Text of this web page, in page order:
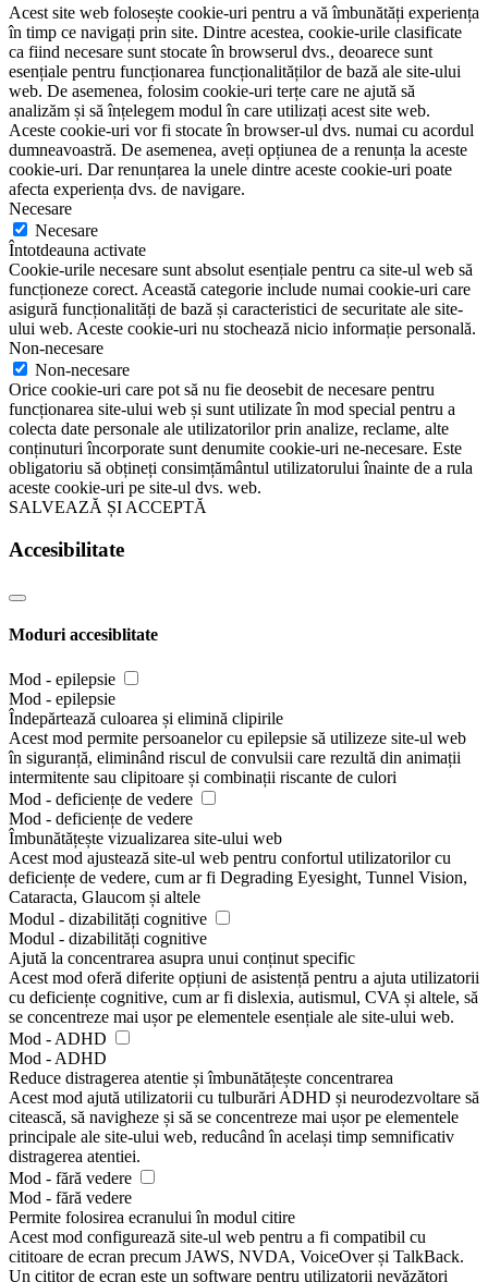
Acest site web folosește cookie-uri pentru a vă îmbunătăți experiența
în timp ce navigați prin site. Dintre acestea, cookie-urile clasificate
ca fiind necesare sunt stocate în browserul dvs., deoarece sunt
esențiale pentru funcționarea funcționalităților de bază ale site-ului
web. De asemenea, folosim cookie-uri terțe care ne ajută să
analizăm și să înțelegem modul în care utilizați acest site web.
Aceste cookie-uri vor fi stocate în browser-ul dvs. numai cu acordul
dumneavoastră. De asemenea, aveți opțiunea de a renunța la aceste
cookie-uri. Dar renunțarea la unele dintre aceste cookie-uri poate
afecta experiența dvs. de navigare.
Necesare
Necesare
Întotdeauna activate
Cookie-urile necesare sunt absolut esențiale pentru ca site-ul web să
funcționeze corect. Această categorie include numai cookie-uri care
asigură funcționalități de bază și caracteristici de securitate ale site-
ului web. Aceste cookie-uri nu stochează nicio informație personală.
Non-necesare
Non-necesare
Orice cookie-uri care pot să nu fie deosebit de necesare pentru
funcționarea site-ului web și sunt utilizate în mod special pentru a
colecta date personale ale utilizatorilor prin analize, reclame, alte
conținuturi încorporate sunt denumite cookie-uri ne-necesare. Este
obligatoriu să obțineți consimțământul utilizatorului înainte de a rula
aceste cookie-uri pe site-ul dvs. web.
SALVEAZĂ ȘI ACCEPTĂ
Accesibilitate
Moduri accesiblitate
Mod - epilepsie
Mod - epilepsie
Îndepărtează culoarea și elimină clipirile
Acest mod permite persoanelor cu epilepsie să utilizeze site-ul web
în siguranță, eliminând riscul de convulsii care rezultă din animații
intermitente sau clipitoare și combinații riscante de culori
Mod - deficiențe de vedere
Mod - deficiențe de vedere
Îmbunătățește vizualizarea site-ului web
Acest mod ajustează site-ul web pentru confortul utilizatorilor cu
deficiențe de vedere, cum ar fi Degrading Eyesight, Tunnel Vision,
Cataracta, Glaucom și altele
Modul - dizabilități cognitive
Modul - dizabilități cognitive
Ajută la concentrarea asupra unui conținut specific
Acest mod oferă diferite opțiuni de asistență pentru a ajuta utilizatorii
cu deficiențe cognitive, cum ar fi dislexia, autismul, CVA și altele, să
se concentreze mai ușor pe elementele esențiale ale site-ului web.
Mod - ADHD
Mod - ADHD
Reduce distragerea atentie și îmbunătățește concentrarea
Acest mod ajută utilizatorii cu tulburări ADHD și neurodezvoltare să
citească, să navigheze și să se concentreze mai ușor pe elementele
principale ale site-ului web, reducând în același timp semnificativ
distragerea atentiei.
Mod - fără vedere
Mod - fără vedere
Permite folosirea ecranului în modul citire
Acest mod configurează site-ul web pentru a fi compatibil cu
cititoare de ecran precum JAWS, NVDA, VoiceOver și TalkBack.
Un cititor de ecran este un software pentru utilizatorii nevăzători